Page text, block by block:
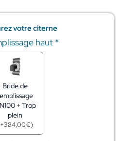
votre citerne
haut *
Bride de
+ Trop
plein
+384,00€)